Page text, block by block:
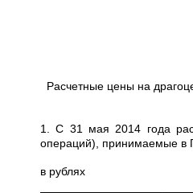
Расчетные цены на
1. С 31 мая 2014 года
операций), принимаемые в
в рублях